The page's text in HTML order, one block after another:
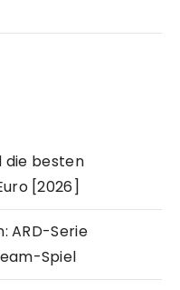
die besten
[2026]
ARD-Serie
Spiel